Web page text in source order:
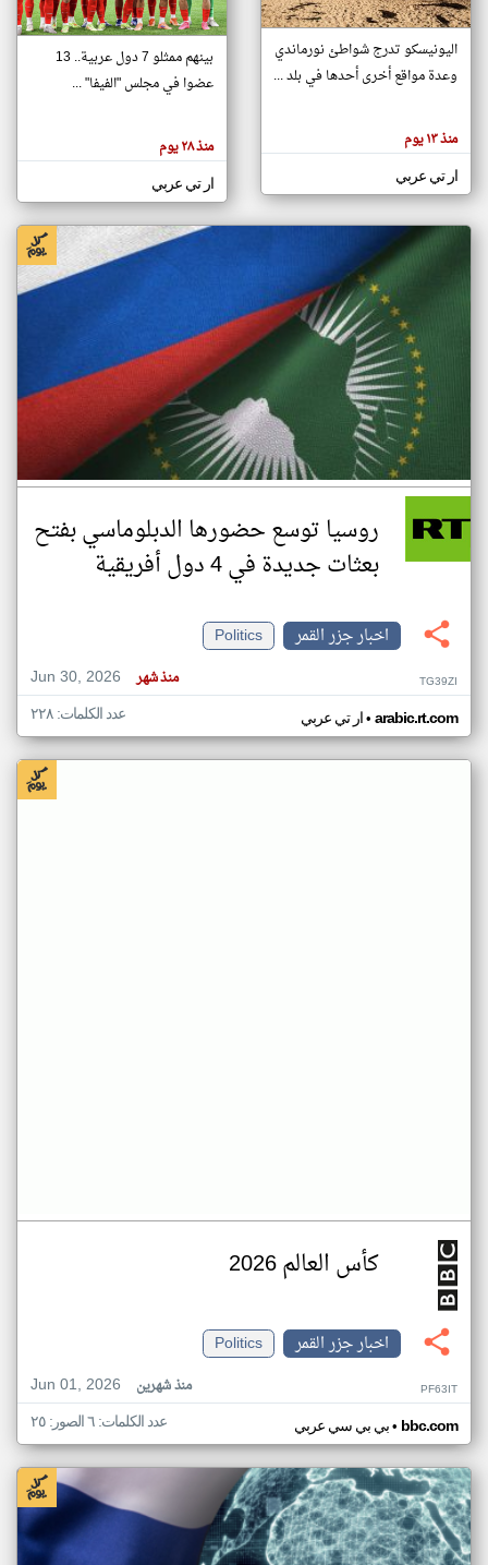
تغيير الدولة
اخبار جزر القمر على مدار الساعة
أهم اخبار جزر القمر العاجلة والمباشرة
هنا عن
وجهة
كاتبيها.
اليونيسكو تدرج شواطئ نورماندي
وعدة مواقع أخرى أحدها في بلد ...
منذ ١٣ يوم
ار تي عربي
بينهم ممثلو 7 دول عربية.. 13
عضوا في مجلس "الفيفا" ...
منذ ٢٨ يوم
ار تي عربي
روسيا توسع حضورها الدبلوماسي بفتح
بعثات جديدة في 4 دول أفريقية
اخبار جزر القمر
Politics
Jun 30, 2026
منذ شهر TG39ZI
ار تي عربي• arabic.rt.com عدد الكلمات: ٢٢٨
كأس العالم 2026
اخبار جزر القمر
Politics
Jun 01, 2026
منذ شهرين PF63IT
بي بي سي عربي• bbc.com عدد الكلمات: ٦ الصور: ٢٥
klyoum.com